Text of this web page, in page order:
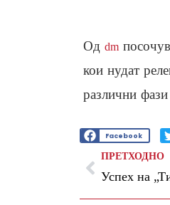
Од dm
кои нудат
различни
Facebook
ПРЕТХОДНО